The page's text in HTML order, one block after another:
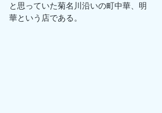
と思っていた菊名川沿いの町中華、明
華という店である。